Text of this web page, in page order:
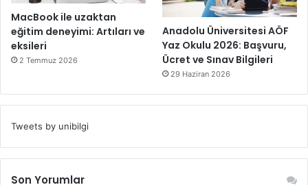
MacBook ile uzaktan
eğitim deneyimi: Artıları ve
eksileri
2 Temmuz 2026
Anadolu Üniversitesi AÖF
Yaz Okulu 2026: Başvuru,
Ücret ve Sınav Bilgileri
29 Haziran 2026
Tweets by unibilgi
Son Yorumlar